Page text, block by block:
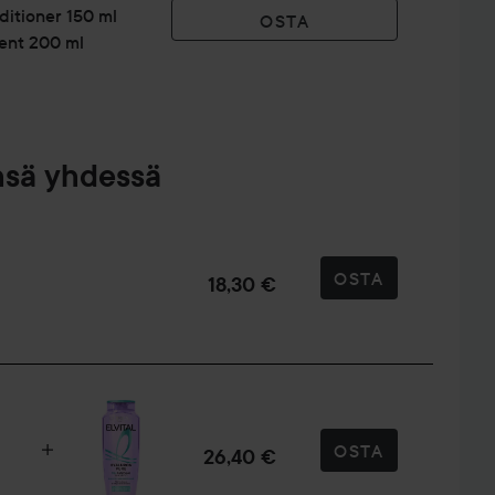
runsaalla vedellä.
150 ml
200 ml
OSTA
yhdessä
18,30 € OSTA
26,40 € OSTA